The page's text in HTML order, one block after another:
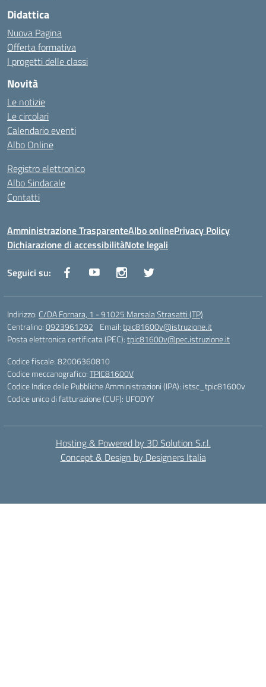
Didattica
Nuova Pagina
Offerta formativa
I progetti delle classi
Novità
Le notizie
Le circolari
Calendario eventi
Albo Online
Registro elettronico
Albo Sindacale
Contatti
Amministrazione TrasparenteAlbo onlinePrivacy Policy
Dichiarazione di accessibilitàNote legali
Seguici su:
Indirizzo: C/DA Fornara, 1 - 91025 Marsala Strasatti (TP)
Centralino:0923961292 Email:tpic81600v@istruzione.it
Posta elettronica certificata (PEC):tpic81600v@pec.istruzione.it
Codice fiscale: 82006360810
Codice meccanografico:TPIC81600V
Codice Indice delle Pubbliche Amministrazioni (IPA): istsc_tpic81600v
Codice unico di fatturazione (CUF): UFODYY
Hosting & Powered by 3D Solution S.r.l.
Concept & Design by Designers Italia